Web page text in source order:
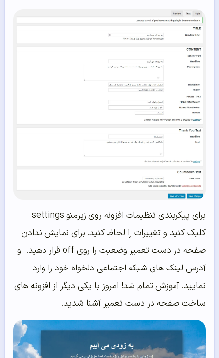
برای پیکربندی تنظیمات افزونه روی زیرمنو settings
کلیک کنید و تغییرات را لحاظ کنید. برای نمایش ندادن
صفحه در دست تعمیر وضعیت را روی off قرار دهید. و
آدرس لینک های شبکه اجتماعی دلخواه خود را وارد
نمایید. آموزش تمام شد! امروز با یکی دیگر از افزونه های
ساخت صفحه در دست تعمیر آشنا شدید.